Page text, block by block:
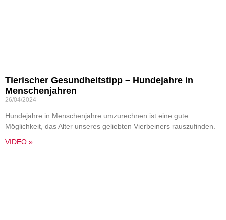
Tierischer Gesundheitstipp – Hundejahre in
Menschenjahren
26/04/2024
Hundejahre in Menschenjahre umzurechnen ist eine gute
Möglichkeit, das Alter unseres geliebten Vierbeiners rauszufinden.
VIDEO »